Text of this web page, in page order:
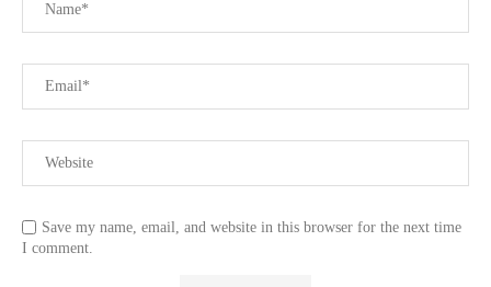
Save my name, email, and website in this browser for the next time
I comment.